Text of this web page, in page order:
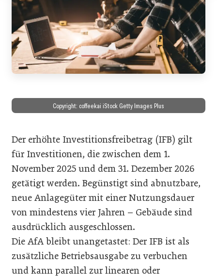
Copyright: coffeekai iStock Getty Images Plus
Der erhöhte Investitionsfreibetrag (IFB) gilt
für Investitionen, die zwischen dem 1.
November 2025 und dem 31. Dezember 2026
getätigt werden. Begünstigt sind abnutzbare,
neue Anlagegüter mit einer Nutzungsdauer
von mindestens vier Jahren – Gebäude sind
ausdrücklich ausgeschlossen.
Die AfA bleibt unangetastet: Der IFB ist als
zusätzliche Betriebsausgabe zu verbuchen
und kann parallel zur linearen oder